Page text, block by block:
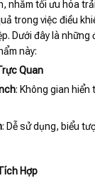
nhằm tối ưu hóa
trong việc điều
Dưới đây là những
này:
Quan
: Không gian
: Dễ sử dụng, biểu
Hợp